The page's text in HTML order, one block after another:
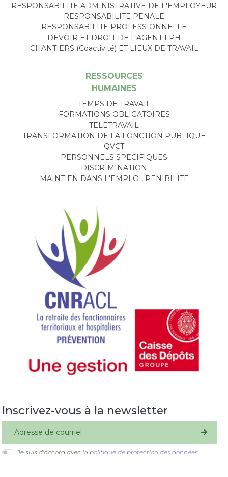
RESPONSABILITE ADMINISTRATIVE DE L'EMPLOYEUR
RESPONSABILITE PENALE
RESPONSABILITE PROFESSIONNELLE
DEVOIR ET DROIT DE L'AGENT FPH
CHANTIERS (Coactivité) ET LIEUX DE TRAVAIL
RESSOURCES
HUMAINES
TEMPS DE TRAVAIL
FORMATIONS OBLIGATOIRES
TELETRAVAIL
TRANSFORMATION DE LA FONCTION PUBLIQUE
QVCT
PERSONNELS SPECIFIQUES
DISCRIMINATION
MAINTIEN DANS L'EMPLOI, PENIBILITE
Inscrivez-vous à la newsletter
S'inscrire
Je suis d'accord avec la politique de protection des données